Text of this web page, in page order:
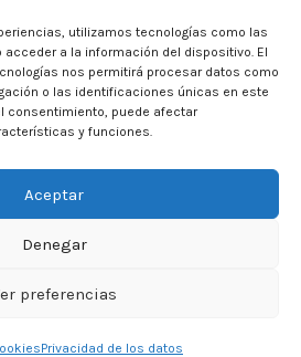
utilizamos tecnologías como las
a la información del dispositivo. El
nos permitirá procesar datos como
o las identificaciones únicas en este
consentimiento, puede afectar
y funciones.
Aceptar
Denegar
preferencias
Privacidad de los datos
de la tienda
Laorma
19. Local 9-B 08030 Barcelona
93 706 44 04
© 2026 Laorma